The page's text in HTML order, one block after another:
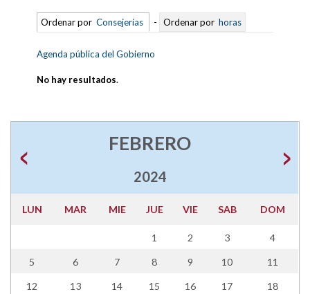
Ordenar por Consejerías - Ordenar por horas
Agenda pública del Gobierno
No hay resultados.
FEBRERO
2024
LUN MAR MIE JUE VIE SAB DOM
1 2 3 4
5 6 7 8 9 10 11
12 13 14 15 16 17 18